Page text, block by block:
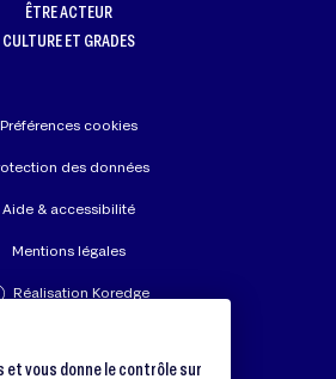
ÊTRE ACTEUR
CULTURE ET GRADES
Préférences cookies
des données
Aide & accessibilité
Mentions légales
Réalisation Koredge
et vous donne le contrôle sur